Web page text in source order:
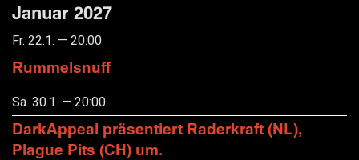
Januar 2027
Fr. 22.1. — 20:00
Rummelsnuff
Sa. 30.1. — 20:00
DarkAppeal präsentiert Raderkraft (NL),
Plague Pits (CH) um.